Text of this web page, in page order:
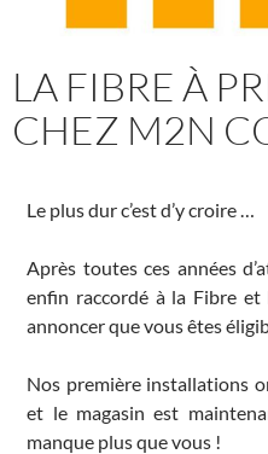
LA FIBRE À
CHEZ M2N
Le plus dur c’est d’y croire …
Après toutes ces années
enfin raccordé à la Fibre
annoncer que vous êtes
Nos première installations
et le magasin est
manque plus que vous !